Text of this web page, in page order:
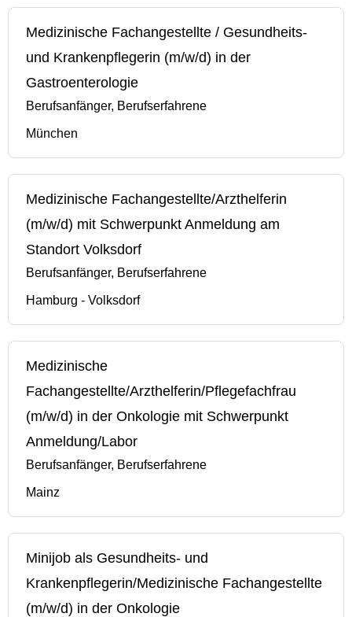
Medizinische Fachangestellte / Gesundheits-
und Krankenpflegerin (m/w/d) in der
Gastroenterologie
Berufsanfänger, Berufserfahrene
München
Medizinische Fachangestellte/Arzthelferin
(m/w/d) mit Schwerpunkt Anmeldung am
Standort Volksdorf
Berufsanfänger, Berufserfahrene
Hamburg - Volksdorf
Medizinische
Fachangestellte/Arzthelferin/Pflegefachfrau
(m/w/d) in der Onkologie mit Schwerpunkt
Anmeldung/Labor
Berufsanfänger, Berufserfahrene
Mainz
Minijob als Gesundheits- und
Krankenpflegerin/Medizinische Fachangestellte
(m/w/d) in der Onkologie